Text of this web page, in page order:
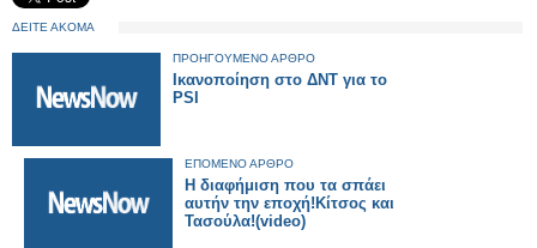
ΔΕΙΤΕ ΑΚΟΜΑ
ΠΡΟΗΓΟΥΜΕΝΟ ΑΡΘΡΟ
Ικανοποίηση στο ΔΝΤ για το
PSI
ΕΠΟΜΕΝΟ ΑΡΘΡΟ
H διαφήμιση που τα σπάει
αυτήν την εποχή!Κίτσος και
Τασούλα!(video)